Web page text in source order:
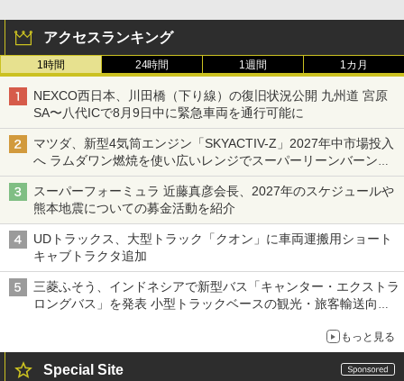
アクセスランキング
1時間 24時間 1週間 1カ月
NEXCO西日本、川田橋（下り線）の復旧状況公開 九州道 宮原
SA〜八代ICで8月9日中に緊急車両を通行可能に
マツダ、新型4気筒エンジン「SKYACTIV-Z」2027年中市場投入
へ ラムダワン燃焼を使い広いレンジでスーパーリーンバーン燃
焼を実現
スーパーフォーミュラ 近藤真彦会長、2027年のスケジュールや
熊本地震についての募金活動を紹介
UDトラックス、大型トラック「クオン」に車両運搬用ショート
キャブトラクタ追加
三菱ふそう、インドネシアで新型バス「キャンター・エクストラ
ロングバス」を発表 小型トラックベースの観光・旅客輸送向け
もっと見る
Special Site